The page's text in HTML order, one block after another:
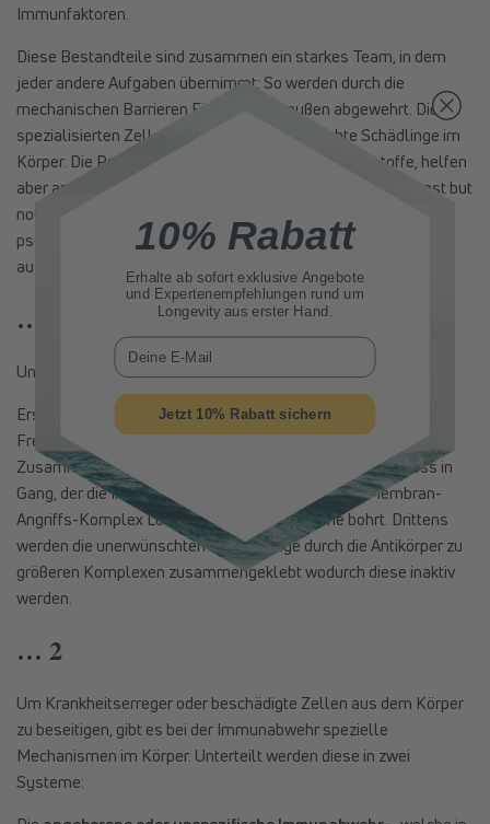
Immunfaktoren.
Diese Bestandteile sind zusammen ein starkes Team, in dem
jeder andere Aufgaben übernimmt: So werden durch die
mechanischen Barrieren Eindringlinge außen abgewehrt. Die
spezialisierten Zellen bekämpfen unerwünschte Schädlinge im
Körper. Die Proteine fungieren einerseits als Botenstoffe, helfen
aber andererseits auch bei der Abwehr von Erregern. Und last but
not least: die
psychischen Immunfaktoren bedeutend auf die Immunabwehr
auswirkt.
… 3
Unsere Antikörper
Bereichen:
Erstens kümmern sie sich darum, dass das Antigen von den
Fresszellen besser gesehen wird. Zweitens kommt durch das
Zusammenspiel von Antigenen und Antikörpern ein Prozess in
Gang, der die Immunzellen anlockt und durch den Membran-
Angriffs-Komplex Löcher in die Zellmembrane bohrt. Drittens
werden die unerwünschten Eindringlinge durch die Antikörper zu
größeren Komplexen zusammengeklebt wodurch diese inaktiv
werden.
… 2
Um Krankheitserreger oder beschädigte Zellen aus dem Körper
zu beseitigen, gibt es bei der Immunabwehr spezielle
Mechanismen im Körper. Unterteilt werden diese in zwei
Systeme:
10% Rabatt
Erhalte ab sofortexklusive Angebote
und Expertenempfehlungen rund um
Longevity aus erster Hand.
E-Mail
Jetzt 10% Rabatt sichern